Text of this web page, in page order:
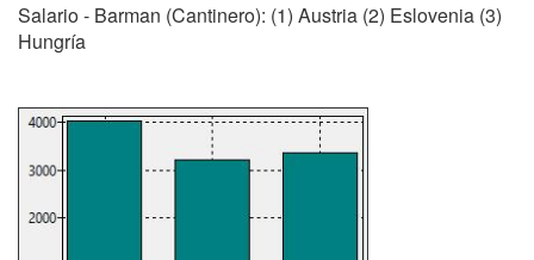
Salario - Barman (Cantinero): (1) Austria (2) Eslovenia (3)
Hungría